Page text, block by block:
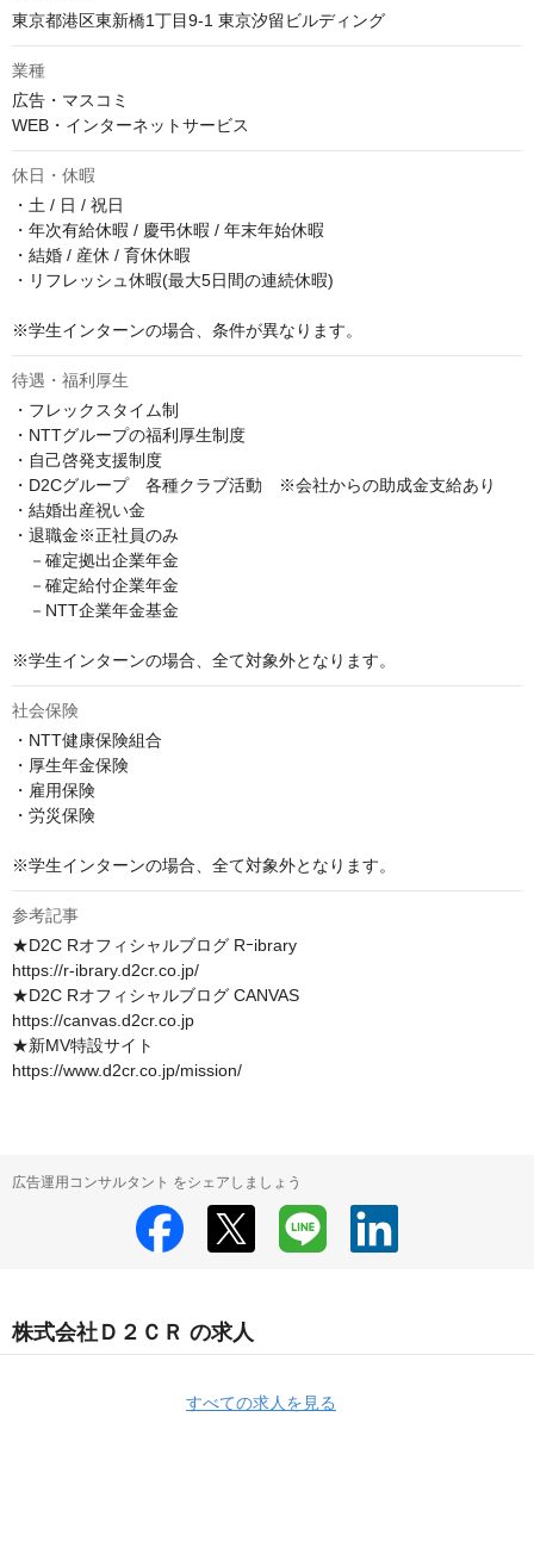
東京都港区東新橋1丁目9-1 東京汐留ビルディング
業種
広告・マスコミ
WEB・インターネットサービス
休日・休暇
・土 / 日 / 祝日
・年次有給休暇 / 慶弔休暇 / 年末年始休暇
・結婚 / 産休 / 育休休暇
・リフレッシュ休暇(最大5日間の連続休暇)
※学生インターンの場合、条件が異なります。
待遇・福利厚生
・フレックスタイム制
・NTTグループの福利厚生制度
・自己啓発支援制度
・D2Cグループ　各種クラブ活動　※会社からの助成金支給あり
・結婚出産祝い金
・退職金※正社員のみ
－確定拠出企業年金
－確定給付企業年金
－NTT企業年金基金
※学生インターンの場合、全て対象外となります。
社会保険
・NTT健康保険組合
・厚生年金保険
・雇用保険
・労災保険
※学生インターンの場合、全て対象外となります。
参考記事
★D2C Rオフィシャルブログ Rｰibrary
https://r-ibrary.d2cr.co.jp/
★D2C Rオフィシャルブログ CANVAS
https://canvas.d2cr.co.jp
★新MV特設サイト
https://www.d2cr.co.jp/mission/
広告運用コンサルタント をシェアしましょう
株式会社Ｄ２ＣＲ の求人
すべての求人を見る